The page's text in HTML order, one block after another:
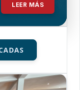
LEER MÁS